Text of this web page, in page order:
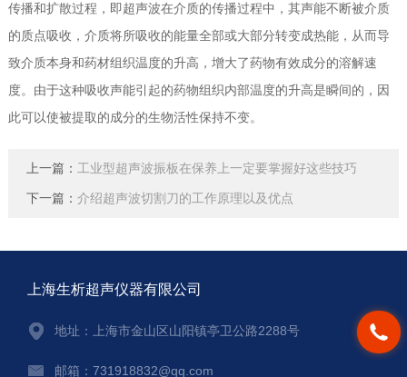
传播和扩散过程，即超声波在介质的传播过程中，其声能不断被介质
的质点吸收，介质将所吸收的能量全部或大部分转变成热能，从而导
致介质本身和药材组织温度的升高，增大了药物有效成分的溶解速
度。由于这种吸收声能引起的药物组织内部温度的升高是瞬间的，因
此可以使被提取的成分的生物活性保持不变。
上一篇： 工业型超声波振板在保养上一定要掌握好这些技巧
下一篇： 介绍超声波切割刀的工作原理以及优点
上海生析超声仪器有限公司
地址：上海市金山区山阳镇亭卫公路2288号
邮箱：731918832@qq.com